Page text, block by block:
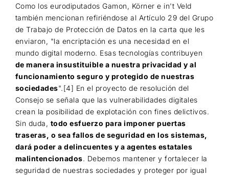
Como los eurodiputados Gamon, Körner e in't Veld
también mencionan refiriéndose al Artículo 29 del Grupo
de Trabajo de Protección de Datos en la carta que les
enviaron, "la encriptación es una necesidad en el
mundo digital moderno. Esas tecnologías contribuyen
de manera insustituible a nuestra privacidad y al
funcionamiento seguro y protegido de nuestras
sociedades".[4] En el proyecto de resolución del
Consejo se señala que las vulnerabilidades digitales
crean la posibilidad de explotación con fines delictivos.
Sin duda, todo esfuerzo para imponer puertas
traseras, o sea fallos de seguridad en los sistemas,
dará poder a delincuentes y a agentes estatales
malintencionados. Debemos mantener y fortalecer la
seguridad de nuestras sociedades y proteger por igual